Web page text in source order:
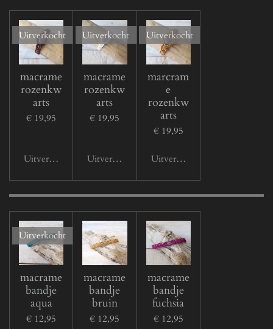
Uitverkocht
macrame
rozenkw
arts
€ 19,95
Uitverkocht
Uitverkocht
macrame
rozenkw
arts
€ 19,95
Uitverkocht
Uitverkocht
marcram
e
rozenkw
arts
€ 19,95
Uitverkocht
Uitverkocht
macrame
bandje
aqua
€ 12,95
macrame
bandje
bruin
€ 12,95
macrame
bandje
fuchsia
€ 12,95